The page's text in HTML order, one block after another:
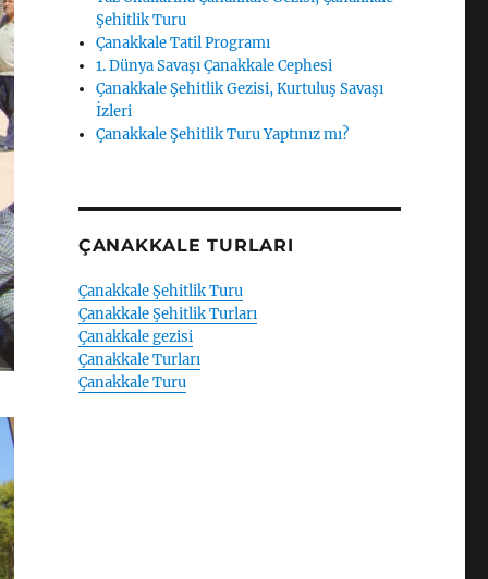
Şehitlik Turu
Çanakkale Tatil Programı
1. Dünya Savaşı Çanakkale Cephesi
Çanakkale Şehitlik Gezisi, Kurtuluş Savaşı
İzleri
Çanakkale Şehitlik Turu Yaptınız mı?
ÇANAKKALE TURLARI
Çanakkale Şehitlik Turu
Çanakkale Şehitlik Turları
Çanakkale gezisi
Çanakkale Turları
Çanakkale Turu